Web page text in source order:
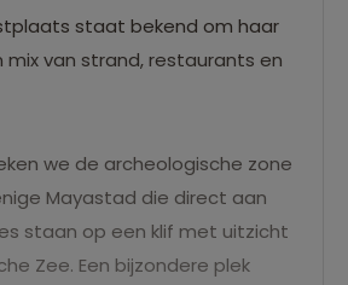
staat bekend om haar
van strand, restaurants en
we de archeologische zone
Mayastad die direct aan
staan op een klif met uitzicht
Zee. Een bijzondere plek